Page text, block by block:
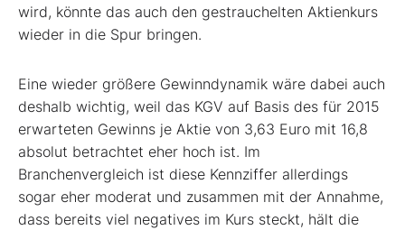
wird, könnte das auch den gestrauchelten Aktienkurs
wieder in die Spur bringen.
Eine wieder größere Gewinndynamik wäre dabei auch
deshalb wichtig, weil das KGV auf Basis des für 2015
erwarteten Gewinns je Aktie von 3,63 Euro mit 16,8
absolut betrachtet eher hoch ist. Im
Branchenvergleich ist diese Kennziffer allerdings
sogar eher moderat und zusammen mit der Annahme,
dass bereits viel negatives im Kurs steckt, hält die